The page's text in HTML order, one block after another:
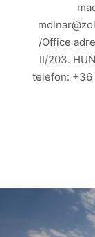
/Office
II/203.
telefon: +36